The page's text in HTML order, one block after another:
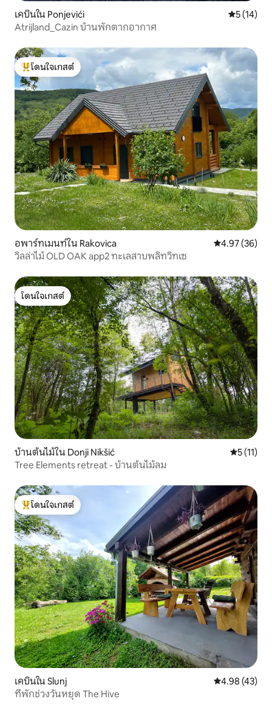
เคบินใน Ponjevići คะแนนเฉลี่
5 (14)
Atrijland_Cazin บ้านพักตากอากาศ
โดนใจเกสต์ที่สุด
โดนใจเกสต์
อพาร์ทเมนท์ใน Rakovica คะแนนเฉลี่ย
4.97 (36)
วิลล่าไม้ OLD OAK app2 ทะเลสาบพลิทวิทเซ
โดนใจเกสต์
โดนใจเกสต์
บ้านต้นไม้ใน Donji Nikšić คะแนนเฉ
5 (11)
Tree Elements retreat - บ้านต้นไม้ลม
โดนใจเกสต์ที่สุด
โดนใจเกสต์
เคบินใน Slunj คะแนนเฉลี่ย
4.98 (43)
ที่พักช่วงวันหยุด The Hive